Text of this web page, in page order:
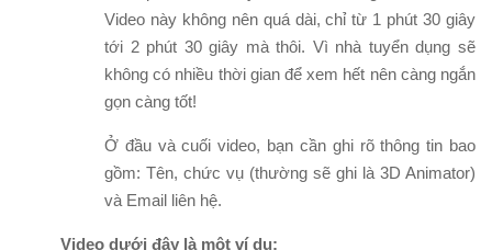
Video này không nên quá dài, chỉ từ 1 phút 30 giây
tới 2 phút 30 giây mà thôi. Vì nhà tuyển dụng sẽ
không có nhiều thời gian để xem hết nên càng ngắn
gọn càng tốt!
Ở đầu và cuối video, bạn cần ghi rõ thông tin bao
gồm: Tên, chức vụ (thường sẽ ghi là 3D Animator)
và Email liên hệ.
Video dưới đây là một ví dụ: